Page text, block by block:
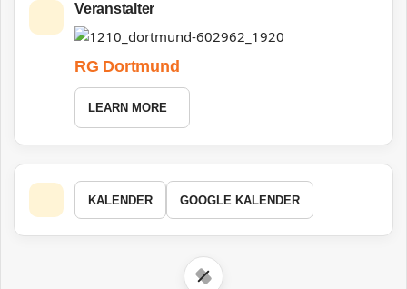
Veranstalter
RG Dortmund
LEARN MORE
KALENDER GOOGLE KALENDER